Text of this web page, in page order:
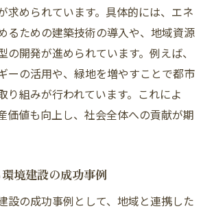
求められています。具体的には、エネ
るための建築技術の導入や、地域資源
の開発が進められています。例えば、
ーの活用や、緑地を増やすことで都市
り組みが行われています。これによ
価値も向上し、社会全体への貢献が期
境建設の成功事例
設の成功事例として、地域と連携した